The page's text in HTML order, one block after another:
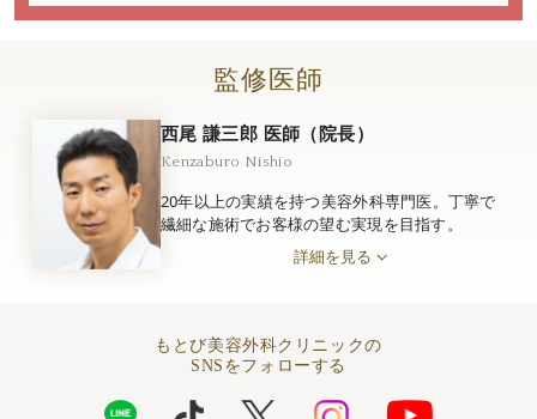
監修医師
西尾 謙三郎 医師（院長）
Kenzaburo Nishio
20年以上の実績を持つ美容外科専門医。丁寧で
繊細な施術でお客様の望む実現を目指す。
詳細を見る
もとび美容外科クリニックの
SNSをフォローする